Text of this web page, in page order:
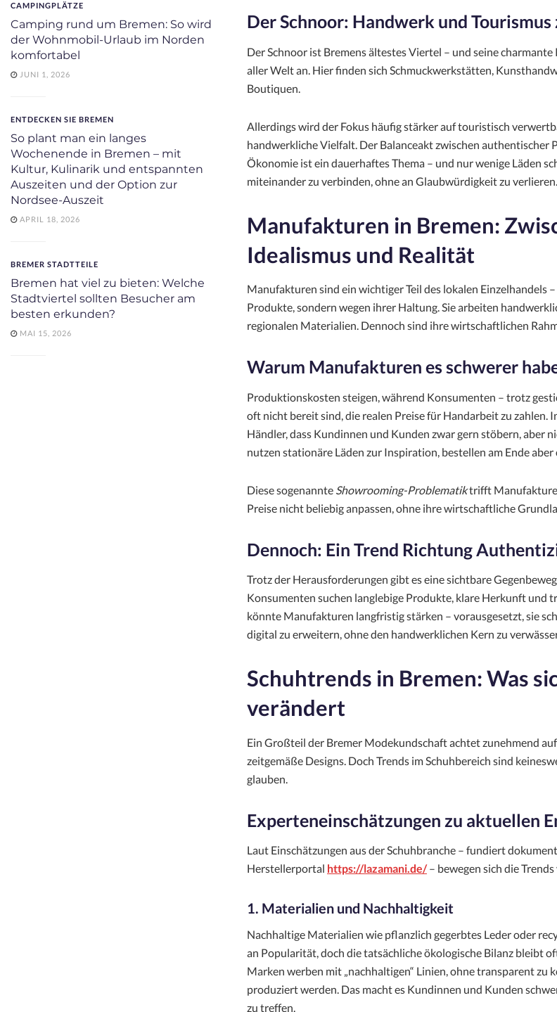
Der Schnoor: Handwerk und Tourismus
Der Schnoor ist Bremens ältestes Viertel – und seine
aller Welt an. Hier finden sich Schmuckwerkstätten,
Boutiquen.
Allerdings wird der Fokus häufig stärker auf touristisch
handwerkliche Vielfalt. Der Balanceakt zwischen
Ökonomie ist ein dauerhaftes Thema – und nur wenige Läden
miteinander zu verbinden, ohne an Glaubwürdigkeit zu verlieren.
Manufakturen in Bremen:
Idealismus und Realität
Manufakturen sind ein wichtiger Teil des lokalen Einzelhandels
Produkte, sondern wegen ihrer Haltung. Sie arbeiten
regionalen Materialien. Dennoch sind ihre wirtschaftlichen
Warum Manufakturen es schwerer
Produktionskosten steigen, während Konsumenten – trotz
oft nicht bereit sind, die realen Preise für Handarbeit zu zahlen.
Händler, dass Kundinnen und Kunden zwar gern stöbern, aber
nutzen stationäre Läden zur Inspiration, bestellen am Ende aber
Diese sogenannte Showrooming-Problematiktrifft
Preise nicht beliebig anpassen, ohne ihre wirtschaftliche
Dennoch: Ein Trend Richtung
Trotz der Herausforderungen gibt es eine sichtbare
Konsumenten suchen langlebige Produkte, klare Herkunft und
könnte Manufakturen langfristig stärken – vorausgesetzt, sie
digital zu erweitern, ohne den handwerklichen Kern zu
Schuhtrends in Bremen: Was
verändert
Ein Großteil der Bremer Modekundschaft achtet zunehmend
zeitgemäße Designs. Doch Trends im Schuhbereich sind
glauben.
Experteneinschätzungen zu aktuellen
Laut Einschätzungen aus der Schuhbranche – fundiert
Herstellerportal https://lazamani.de/– bewegen sich die
1. Materialien und Nachhaltigkeit
Nachhaltige Materialien wie pflanzlich gegerbtes Leder oder
an Popularität, doch die tatsächliche ökologische Bilanz bleibt
Marken werben mit „nachhaltigen“ Linien, ohne transparent zu
produziert werden. Das macht es Kundinnen und Kunden
zu treffen.
CAMPINGPLÄTZE
Camping rund um Bremen: So wird
der Wohnmobil-Urlaub im Norden
komfortabel
JUNI 1, 2026
ENTDECKEN SIE BREMEN
So plant man ein langes
Wochenende in Bremen – mit
Kultur, Kulinarik und entspannten
Auszeiten und der Option zur
Nordsee-Auszeit
APRIL 18, 2026
BREMER STADTTEILE
Bremen hat viel zu bieten: Welche
Stadtviertel sollten Besucher am
besten erkunden?
MAI 15, 2026